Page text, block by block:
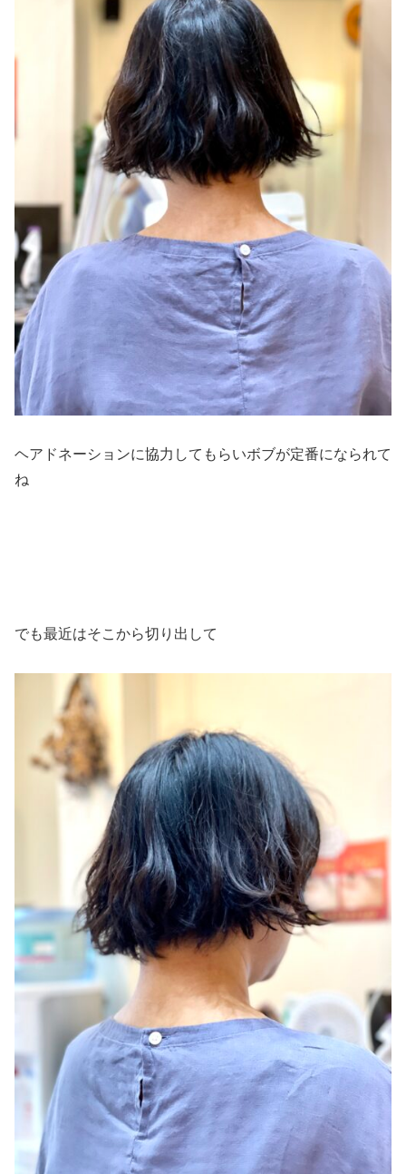
ヘアドネーションに協力してもらいボブが定番になられて
ね
でも最近はそこから切り出して